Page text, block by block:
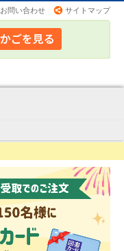
お問い合わせ サイトマップ